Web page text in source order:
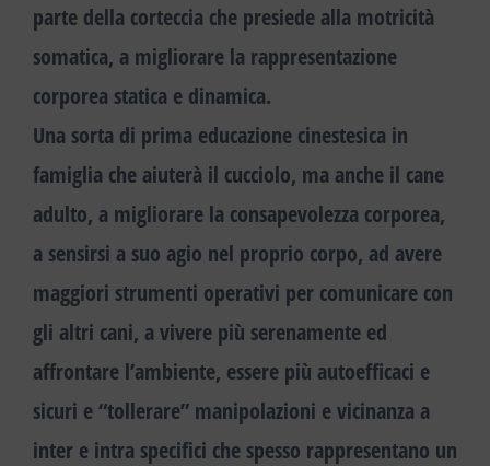
parte della corteccia che presiede alla motricità
somatica, a migliorare la rappresentazione
corporea statica e dinamica.
Una sorta di prima educazione cinestesica in
famiglia che aiuterà il cucciolo, ma anche il cane
adulto, a migliorare la consapevolezza corporea,
a sensirsi a suo agio nel proprio corpo, ad avere
maggiori strumenti operativi per comunicare con
gli altri cani, a vivere più serenamente ed
affrontare l’ambiente, essere più autoefficaci e
sicuri e “tollerare” manipolazioni e vicinanza a
inter e intra specifici che spesso rappresentano un